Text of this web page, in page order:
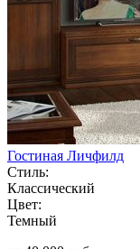
Гостиная Личфилд
Стиль:
Классический
Цвет:
Темный